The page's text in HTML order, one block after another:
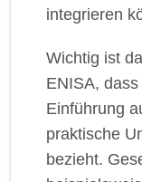
integrieren
Wichtig ist
ENISA,
Einführung
praktische
bezieht.